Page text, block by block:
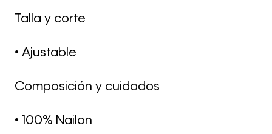
Talla y corte
• Ajustable
Composición y cuidados
• 100% Nailon